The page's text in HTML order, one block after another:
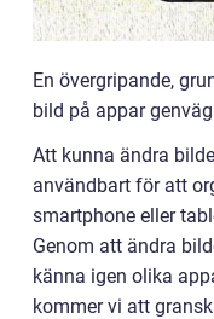
En övergripande,
bild på appar
Att kunna ändra
användbart för att
smartphone eller
Genom att ändra
känna igen olika
kommer vi att